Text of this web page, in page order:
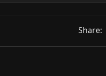
Share: